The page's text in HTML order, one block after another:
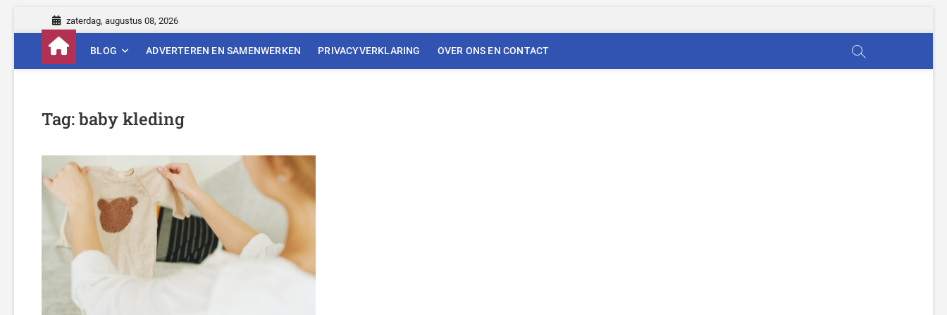
content
zaterdag, augustus 08, 2026
BLOG ADVERTEREN EN SAMENWERKEN PRIVACYVERKLARING OVER ONS EN CONTACT
Tag:baby kleding